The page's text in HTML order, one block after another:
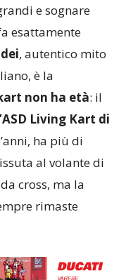
e sognare
esattamente
, autentico mito
è la
non ha età: il
Living Kart di
ha più di
al volante di
cross, ma la
rimaste